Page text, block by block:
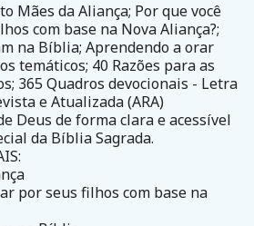
Mães da Aliança; Por que você
com base na Nova Aliança?;
na Bíblia; Aprendendo a orar
temáticos; 40 Razões para as
365 Quadros devocionais - Letra
e Atualizada (ARA)
Deus de forma clara e acessível
da Bíblia Sagrada.
por seus filhos com base na